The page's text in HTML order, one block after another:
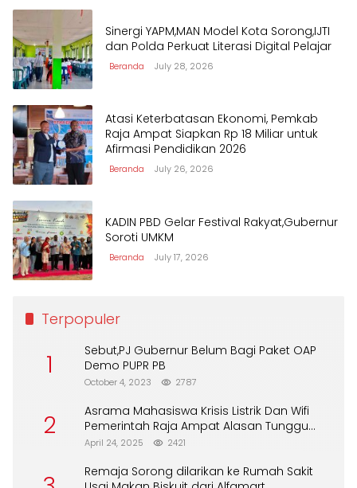
Sinergi YAPM,MAN Model Kota Sorong,IJTI
dan Polda Perkuat Literasi Digital Pelajar
Beranda July 28, 2026
Atasi Keterbatasan Ekonomi, Pemkab
Raja Ampat Siapkan Rp 18 Miliar untuk
Afirmasi Pendidikan 2026
Beranda July 26, 2026
KADIN PBD Gelar Festival Rakyat,Gubernur
Soroti UMKM
Beranda July 17, 2026
Terpopuler
1
Sebut,PJ Gubernur Belum Bagi Paket OAP
Demo PUPR PB
October 4, 2023 2787
2
Asrama Mahasiswa Krisis Listrik Dan Wifi
Pemerintah Raja Ampat Alasan Tunggu
DPA
April 24, 2025 2421
Remaja Sorong dilarikan ke Rumah Sakit